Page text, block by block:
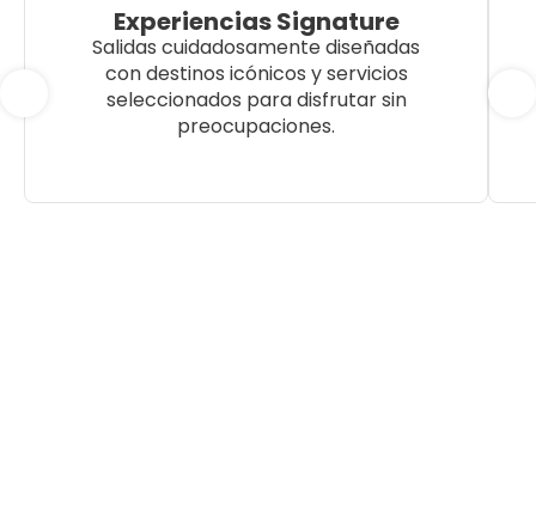
Experiencias Signature
Salidas cuidadosamente diseñadas
con destinos icónicos y servicios
seleccionados para disfrutar sin
preocupaciones.